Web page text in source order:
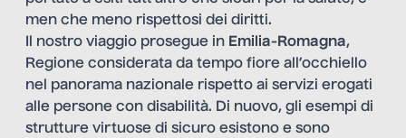
men che meno rispettosi dei diritti.
Il nostro viaggio prosegue in Emilia-Romagna,
Regione considerata da tempo fiore all’occhiello
nel panorama nazionale rispetto ai servizi erogati
alle persone con disabilità. Di nuovo, gli esempi di
strutture virtuose di sicuro esistono e sono